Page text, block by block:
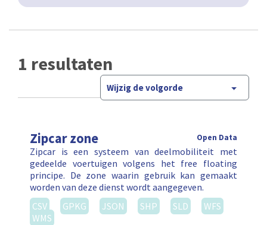
1 resultaten
Wijzig de volgorde
Zipcar zone Open Data
Zipcar is een systeem van deelmobiliteit met
gedeelde voertuigen volgens het free floating
principe. De zone waarin gebruik kan gemaakt
worden van deze dienst wordt aangegeven.
CSV
GPKG JSON SHP SLD
WFS
WMS